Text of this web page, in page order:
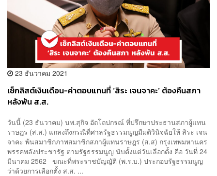
23 ธันวาคม 2021
เช็กลิสต์เงินเดือน-ค่าตอบแทนที่ ‘สิระ เจนจาคะ’ ต้องคืนสภา
หลังพ้น ส.ส.
วันนี้ (23 ธันวาคม) นพ.สุกิจ อัถโถปกรณ์ ที่ปรึกษาประธานสภาผู้แทน
ราษฎร (ส.ส.) แถลงถึงกรณีที่ศาลรัฐธรรมนูญมีมติวินิจฉัยให้ สิระ เจน
จาคะ พ้นสมาชิกภาพสมาชิกสภาผู้แทนราษฎร (ส.ส) กรุงเทพมหานคร
พรรคพลังประชารัฐ ตามรัฐธรรมนูญ นับตั้งแต่วันเลือกตั้ง คือ วันที่ 24
มีนาคม 2562 ขณะที่พระราชบัญญัติ (พ.ร.บ.) ประกอบรัฐธรรมนูญ
ว่าด้วยการเลือกตั้ง ส.ส. ...